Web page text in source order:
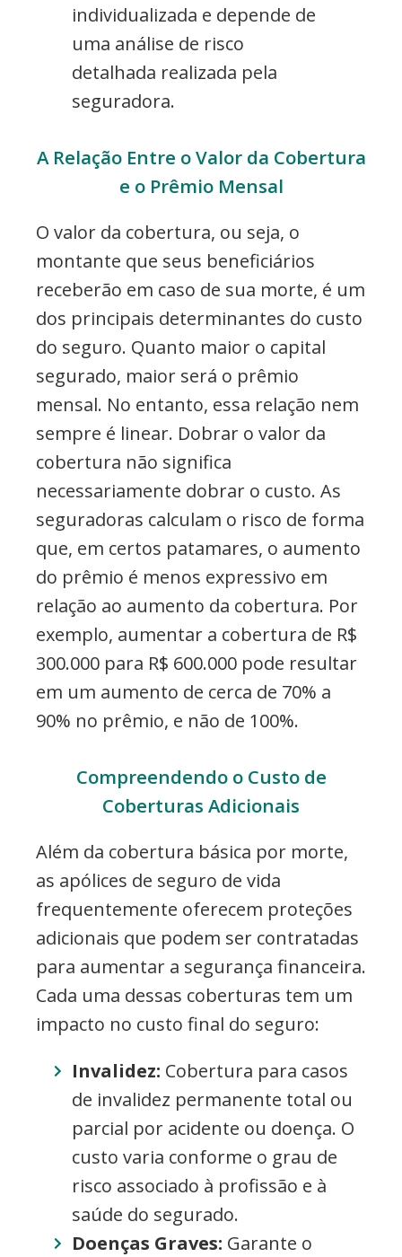
individualizada e depende de
uma análise de risco
detalhada realizada pela
seguradora.
A Relação Entre o Valor da Cobertura
e o Prêmio Mensal
O valor da cobertura, ou seja, o
montante que seus beneficiários
receberão em caso de sua morte, é um
dos principais determinantes do custo
do seguro. Quanto maior o capital
segurado, maior será o prêmio
mensal. No entanto, essa relação nem
sempre é linear. Dobrar o valor da
cobertura não significa
necessariamente dobrar o custo. As
seguradoras calculam o risco de forma
que, em certos patamares, o aumento
do prêmio é menos expressivo em
relação ao aumento da cobertura. Por
exemplo, aumentar a cobertura de R$
300.000 para R$ 600.000 pode resultar
em um aumento de cerca de 70% a
90% no prêmio, e não de 100%.
Compreendendo o Custo de
Coberturas Adicionais
Além da cobertura básica por morte,
as apólices de seguro de vida
frequentemente oferecem proteções
adicionais que podem ser contratadas
para aumentar a segurança financeira.
Cada uma dessas coberturas tem um
impacto no custo final do seguro:
Invalidez: Cobertura para casos
de invalidez permanente total ou
parcial por acidente ou doença. O
custo varia conforme o grau de
risco associado à profissão e à
saúde do segurado.
Doenças Graves: Garante o